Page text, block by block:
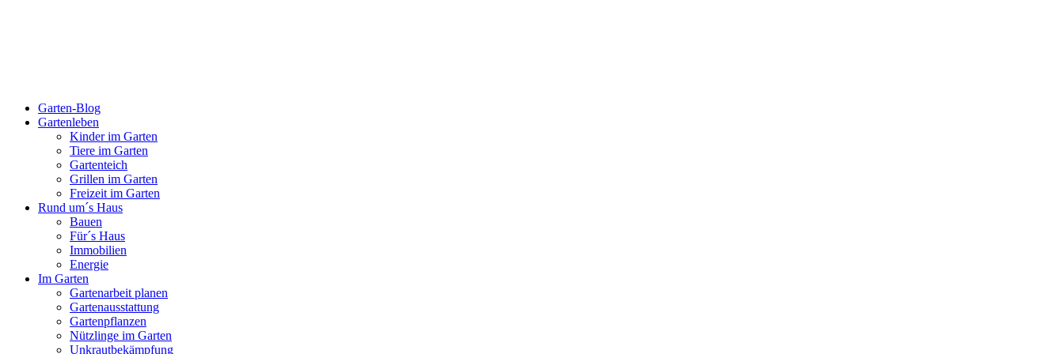
Garten-Blog
Gartenleben
Kinder im Garten
Tiere im Garten
Gartenteich
Grillen im Garten
Freizeit im Garten
Rund um´s Haus
Bauen
Für´s Haus
Immobilien
Energie
Im Garten
Gartenarbeit planen
Gartenausstattung
Gartenpflanzen
Nützlinge im Garten
Unkrautbekämpfung